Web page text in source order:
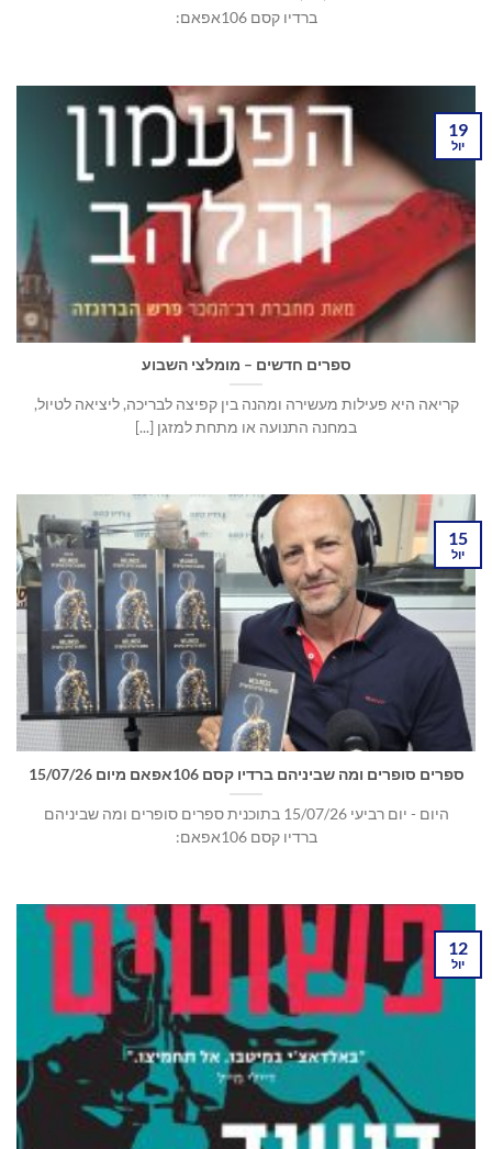
ברדיו קסם 106אפאם:
ספרים חדשים – מומלצי השבוע
קריאה היא פעילות מעשירה ומהנה בין קפיצה לבריכה, ליציאה לטיול,
במחנה התנועה או מתחת למזגן [...]
19
יול
ספרים סופרים ומה שביניהם ברדיו קסם 106אפאם מיום 15/07/26
היום - יום רביעי 15/07/26 בתוכנית ספרים סופרים ומה שביניהם
ברדיו קסם 106אפאם:
15
יול
12
יול